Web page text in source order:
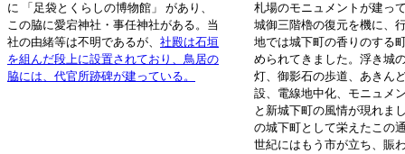
に 「足袋とくらしの博物館」 があり、
この脇に愛宕神社・事任神社がある。当
社の由緒等は不明であるが、 社殿は石垣
を組んだ段上に設置されており、鳥居の
脇には、代官所跡碑が建っている。
札場のモニュメントが建っ
城御三階櫓の復元を機に、
地では城下町の香りのする
められてきました。浮き城
灯、御影石の歩道、あきん
設、電線地中化、モニュメ
と新城下町の風情が現れま
の城下町として栄えたこの
世紀にはもう市が立ち、賑